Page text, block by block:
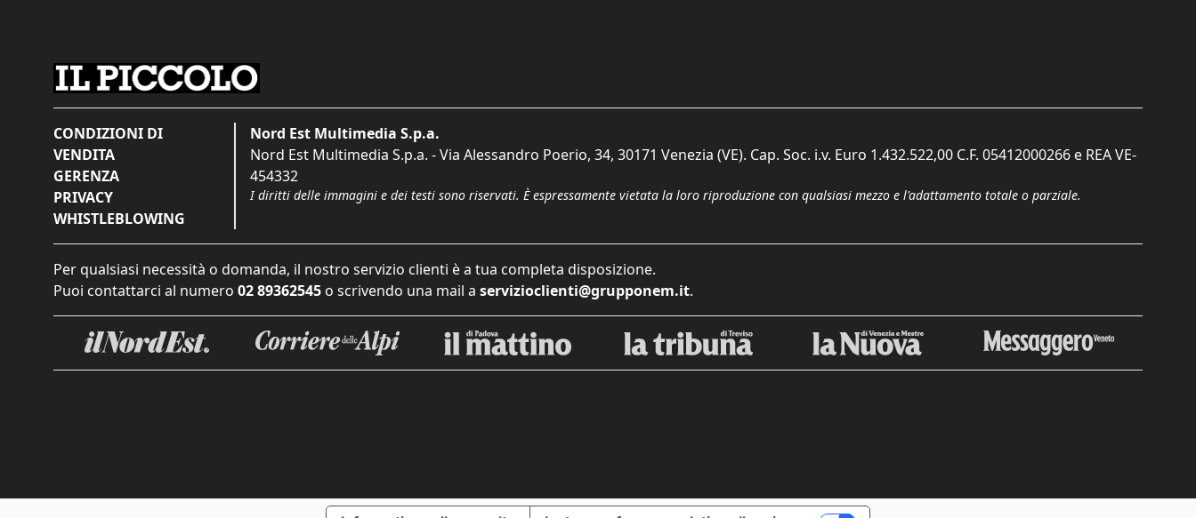
CONDIZIONI DI
VENDITA
GERENZA
PRIVACY
WHISTLEBLOWING
Nord Est Multimedia S.p.a.
Nord Est Multimedia S.p.a. - Via Alessandro Poerio, 34, 30171 Venezia (VE). Cap. Soc. i.v. Euro 1.432.522,00 C.F. 05412000266 e REA VE-
454332
I diritti delle immagini e dei testi sono riservati. È espressamente vietata la loro riproduzione con qualsiasi mezzo e l'adattamento totale o parziale.
Per qualsiasi necessità o domanda, il nostro servizio clienti è a tua completa disposizione.
Puoi contattarci al numero 02 89362545 o scrivendo una mail a servizioclienti@grupponem.it.